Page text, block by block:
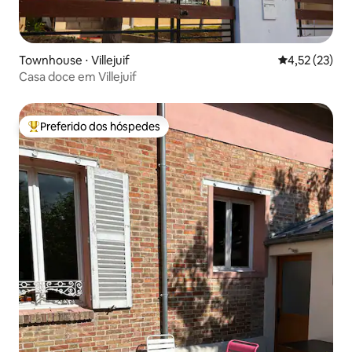
Townhouse ⋅ Villejuif 4,52 de uma
4,52 (23)
Casa doce em Villejuif
Entre os melhores preferidos dos hóspedes
Preferido dos hóspedes